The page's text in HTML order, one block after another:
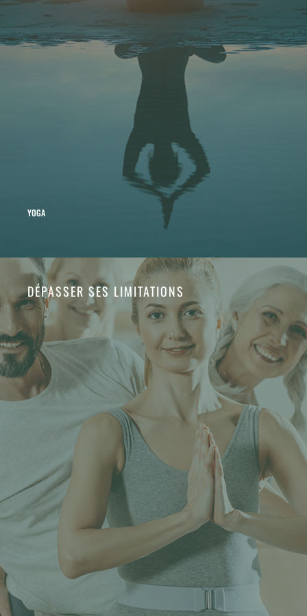
YOGA
DÉPASSER SES LIMITATIONS